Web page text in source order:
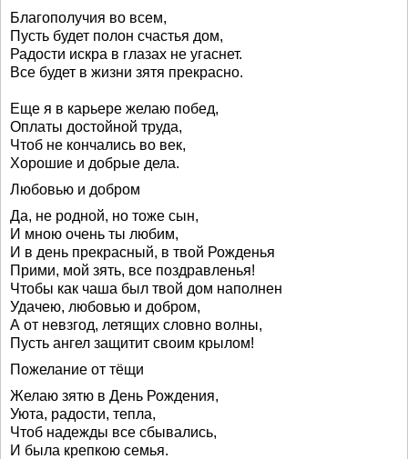
Благополучия во всем,
Пусть будет полон счастья дом,
Радости искра в глазах не угаснет.
Все будет в жизни зятя прекрасно.
Еще я в карьере желаю побед,
Оплаты достойной труда,
Чтоб не кончались во век,
Хорошие и добрые дела.
Любовью и добром
Да, не родной, но тоже сын,
И мною очень ты любим,
И в день прекрасный, в твой Рожденья
Прими, мой зять, все поздравленья!
Чтобы как чаша был твой дом наполнен
Удачею, любовью и добром,
А от невзгод, летящих словно волны,
Пусть ангел защитит своим крылом!
Пожелание от тёщи
Желаю зятю в День Рождения,
Уюта, радости, тепла,
Чтоб надежды все сбывались,
И была крепкою семья.